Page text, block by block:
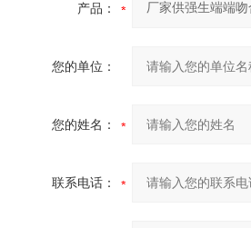
产品：
您的单位：
您的姓名：
联系电话：